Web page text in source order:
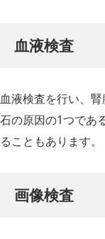
血液検査
血液検査を行い、
石の原因の1つであ
ることもあります。
画像検査